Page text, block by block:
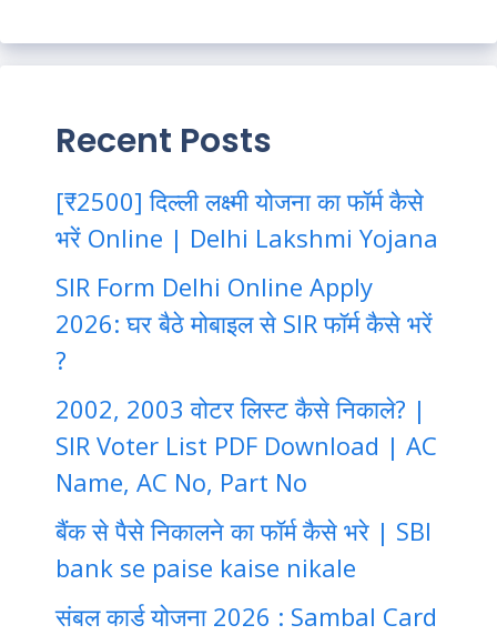
Recent Posts
[₹2500] दिल्ली लक्ष्मी योजना का फॉर्म कैसे
भरें Online | Delhi Lakshmi Yojana
SIR Form Delhi Online Apply
2026: घर बैठे मोबाइल से SIR फॉर्म कैसे भरें
?
2002, 2003 वोटर लिस्ट कैसे निकाले? |
SIR Voter List PDF Download | AC
Name, AC No, Part No
बैंक से पैसे निकालने का फॉर्म कैसे भरे | SBI
bank se paise kaise nikale
संबल कार्ड योजना 2026 : Sambal Card